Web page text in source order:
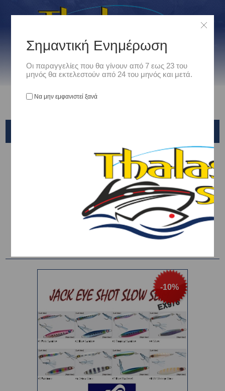
Είδη Αλιείας /
ΤΕΧΝΗΤΑ ΔΟΛΩΜΑΤΑ - ΤΣΑΠΑΡΙ - ΚΑΛΑΜΑΡΙΕΡΕΣ /
ΠΛΑΝΟΙ VERTICAL - SHORE - SLOW - LIGHT ROCK FISHING /
HAYABUSA SHOT SLOW SLIM EX-976
-10%
Σημαντική Ενημέρωση
Οι παραγγελίες που θα γίνουν από 7 εως 23 του
μηνός θα εκτελεστούν από 24 του μηνός και μετά.
Να μην εμφανιστεί ξανά